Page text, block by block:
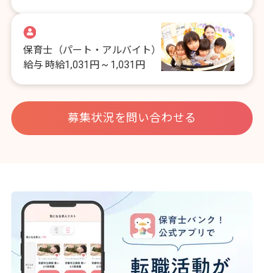
保育士 （パート・アルバイト）
給与時給1,031円 ~ 1,031円
募集状況を問い合わせる